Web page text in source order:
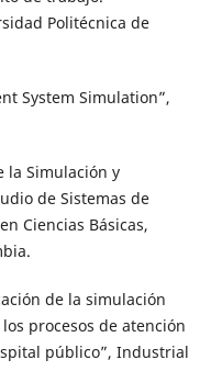
Politécnica de
System Simulation”,
la Simulación y
de Sistemas de
Ciencias Básicas,
de la simulación
procesos de atención
público”, Industrial